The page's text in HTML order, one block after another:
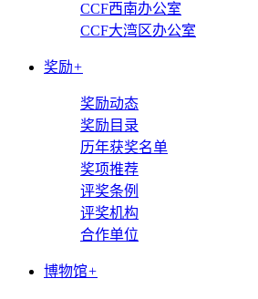
CCF西南办公室
CCF大湾区办公室
奖励+
奖励动态
奖励目录
历年获奖名单
奖项推荐
评奖条例
评奖机构
合作单位
博物馆+